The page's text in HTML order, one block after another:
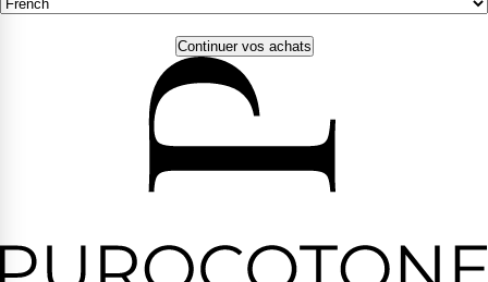
Continuer vos achats